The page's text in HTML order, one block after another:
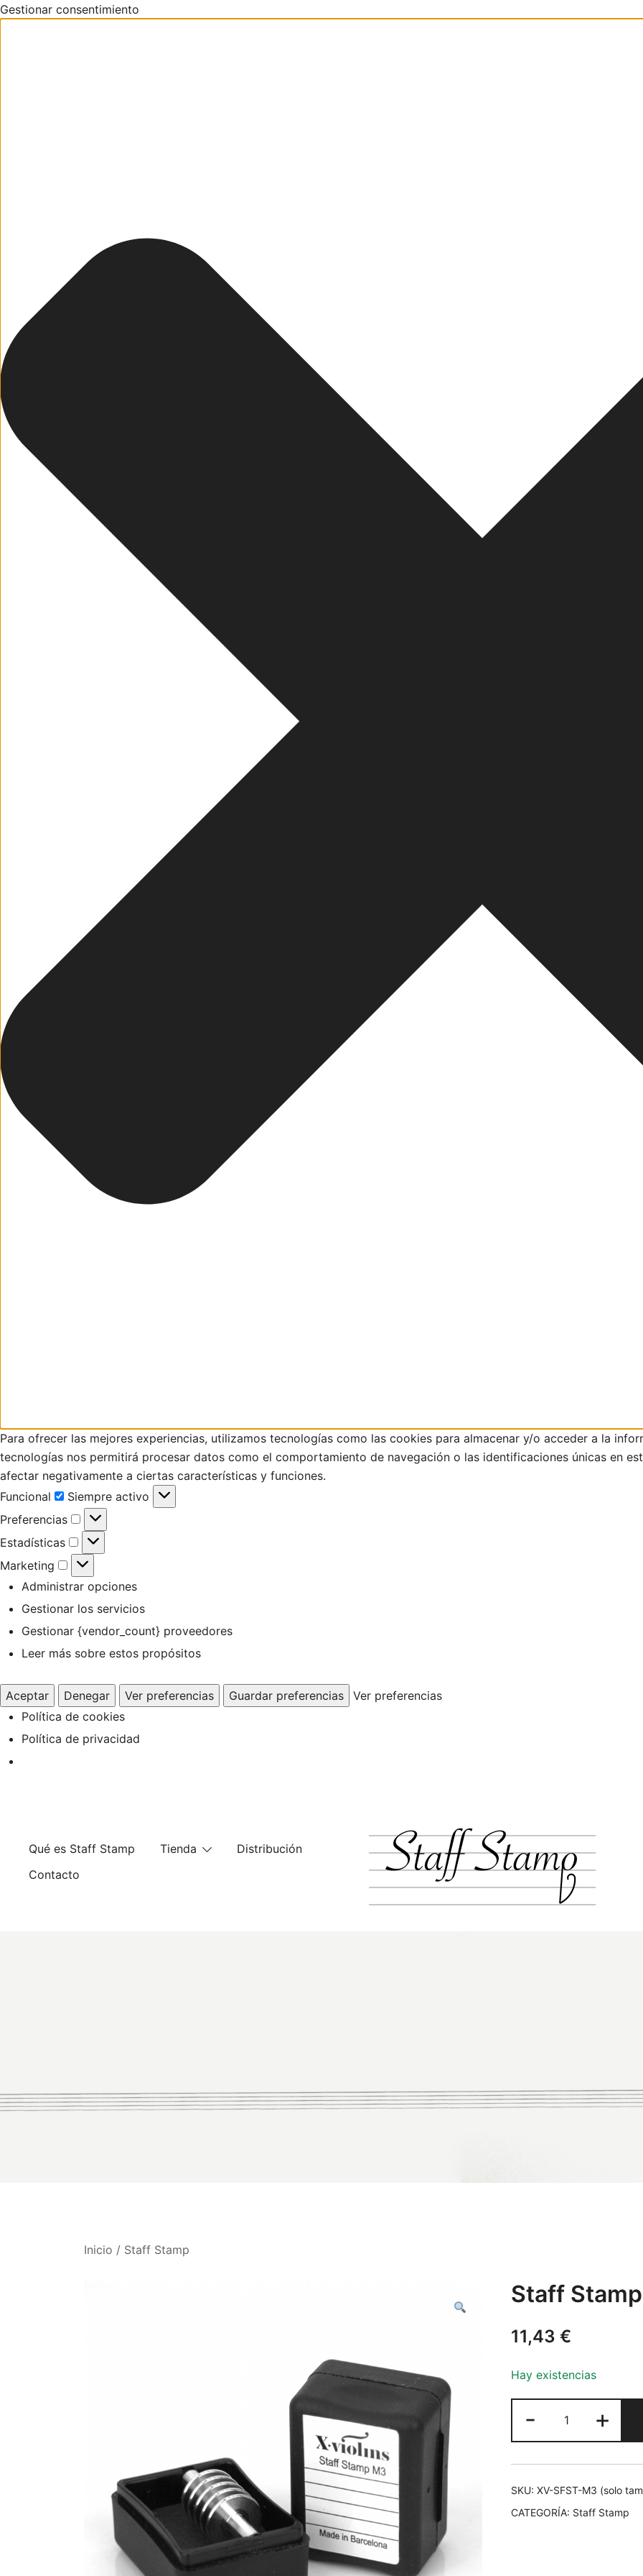
Gestionar consentimiento
Para ofrecer las mejores experiencias, utilizamos tecnologías como las cookies para almacenar y/o acceder a la
tecnologías nos permitirá procesar datos como el comportamiento de navegación o las identificaciones únicas en
afectar negativamente a ciertas características y funciones.
Funcional
Funcional
Siempre activo
Preferencias
Preferencias
Estadísticas
Estadísticas
Marketing
Marketing
Administrar opciones
Gestionar los servicios
Gestionar {vendor_count} proveedores
Leer más sobre estos propósitos
Aceptar Denegar Ver preferencias Guardar preferencias
Ver preferencias
Política de cookies
Política de privacidad
Qué es Staff Stamp Tienda
Distribución
Contacto
Inicio / Staff Stamp
Staff
11,43 €
Hay existencias
-
Stamp
M3
(sin
tinta)
+
SKU: XV-SFST-M3 (solo
CATEGORÍA: Staff Stamp